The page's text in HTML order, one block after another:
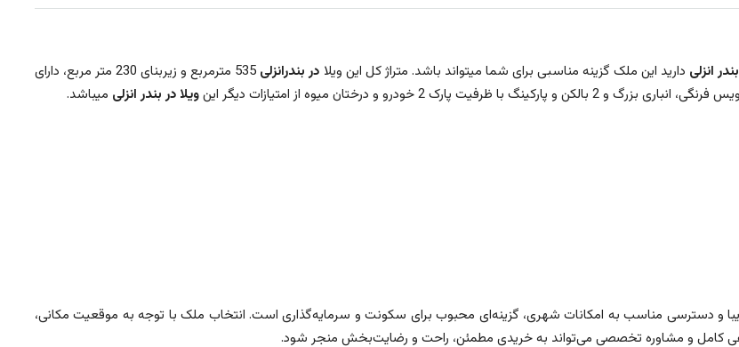
انزلی دارید این ملک گزینه مناسبی برای شما میتواند باشد. متراژ کل این ویلا در بندرانزلی
535 مترمربع و زیربنای 230 متر مربع، دارای
ویلا در بندر انزلی میباشد.
و دسترسی مناسب به امکانات شهری، گزینه‌ای محبوب برای سکونت و سرمایه‌گذاری است. انتخاب ملک با توجه به موقعیت مکانی،
کامل و مشاوره تخصصی می‌تواند به خریدی مطمئن، راحت و رضایت‌بخش منجر شود.